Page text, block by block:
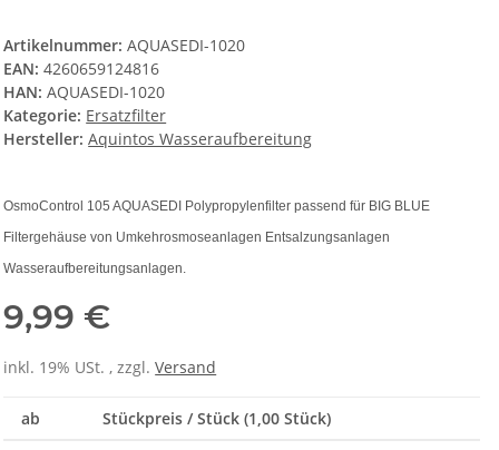
Artikelnummer:AQUASEDI-1020
EAN: 4260659124816
HAN: AQUASEDI-1020
Kategorie: Ersatzfilter
Hersteller: Aquintos Wasseraufbereitung
OsmoControl 105 AQUASEDI Polypropylenfilter passend für BIG BLUE
Filtergehäuse von Umkehrosmoseanlagen Entsalzungsanlagen
Wasseraufbereitungsanlagen.
9,99 €
inkl. 19% USt. , zzgl.Versand
ab Stückpreis / Stück (1,00 Stück)